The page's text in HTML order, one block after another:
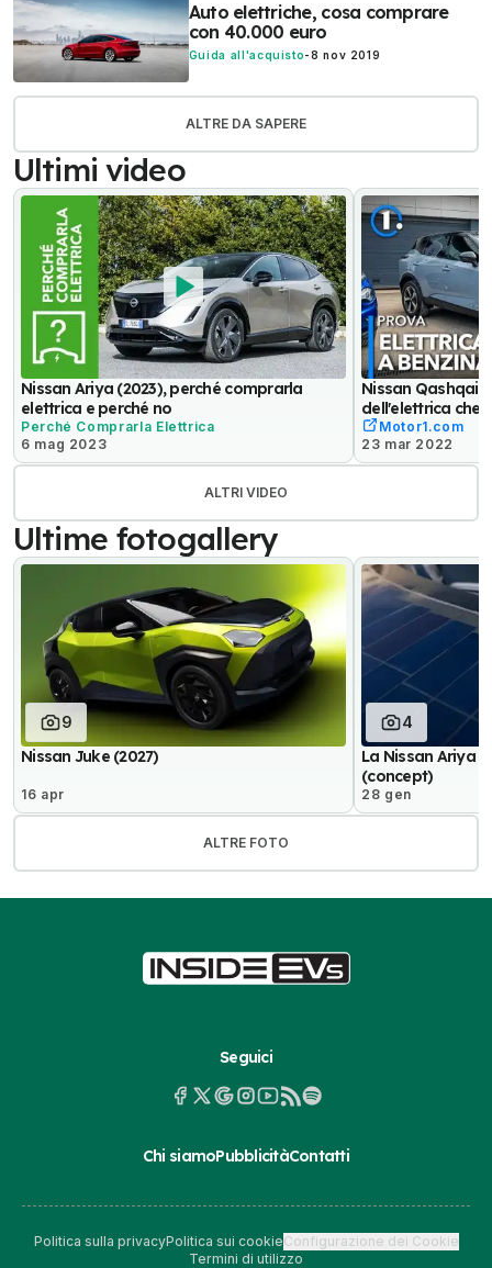
Auto elettriche, cosa comprare
con 40.000 euro
Guida all'acquisto-8 nov 2019
ALTRE DA SAPERE
Ultimi video
Nissan Ariya (2023), perché comprarla
elettrica e perché no
Perché Comprarla Elettrica
6 mag 2023
Nissan Qashqai
dell'elettrica che
Motor1.com
23 mar 2022
ALTRI VIDEO
Ultime fotogallery
9
Nissan Juke (2027)
16 apr
4
La Nissan Ariya
(concept)
28 gen
ALTRE FOTO
Seguici
Chi siamoPubblicitàContatti
Politica sulla privacyPolitica sui cookieConfigurazione dei Cookie
Termini di utilizzo